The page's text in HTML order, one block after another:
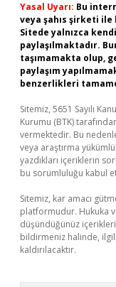
Yasal Uyarı: Bu
veya şahıs şirketi ile
Sitede yalnızca
paylaşılmaktadır.
taşımamakta olup,
paylaşım
benzerlikleri
Sitemiz, 5651 Sayılı
Kurumu (BTK)
vermektedir. Bu
veya araştırma
yazdıkları içeriklerin
bu sorumluluğu kabul
Sitemiz, kar amacı
platformudur. Hukuka
düşündüğünüz
bildirmeniz halinde,
kaldırılacaktır.